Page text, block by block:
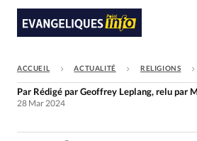
FAIRE UN DON
Faire un don
Eglises
ACCUEIL ACTUALITÉ RELIGIONS
Par Rédigé par Geoffrey Leplang, relu par
28 Mar 2024